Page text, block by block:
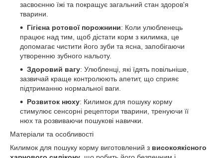
засвоєнню їжі та покращує загальний стан здоров'я
тварини.
Гігієна ротової порожнини: Коли улюбленець
працює над тим, щоб дістати корм з килимка, це
допомагає чистити його зуби та ясна, запобігаючи
утворенню зубного нальоту.
Здоровий вагу: Улюбленці, які їдять повільніше,
зазвичай краще контролюють апетит, що сприяє
підтриманню нормальної ваги.
Розвиток нюху: Килимок для пошуку корму
стимулює сенсорні рецептори тварини, тренуючи її
нюх та розвиваючи пошукові навички.
Матеріали та особливості
Килимок для пошуку корму виготовлений з високоякісного